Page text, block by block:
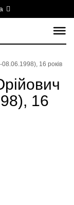
16 років
16